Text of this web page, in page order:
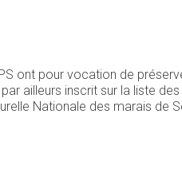
ont pour vocation de
ailleurs inscrit sur la liste des
Nationale des marais de